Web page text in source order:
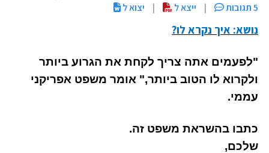
5 תגובות
| ייצא ל | יצוא ל
נושא: איך נקרא לו?
"לפעמים אתה צריך לקחת את הגרוע ביותר
ולקרוא לו הטוב ביותר," אומר משפט אפריקני
עממי.
כתבו בהשראת משפט זה.
שלכם,